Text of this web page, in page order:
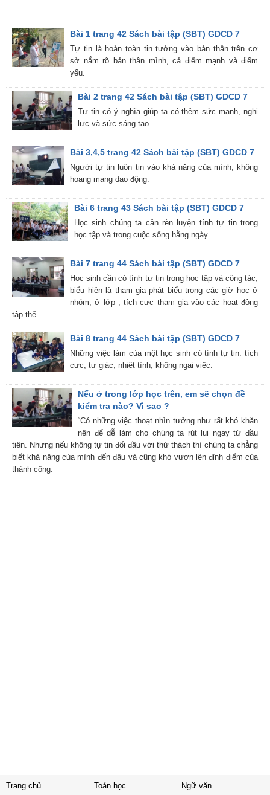
Bài 1 trang 42 Sách bài tập (SBT) GDCD 7
Tự tin là hoàn toàn tin tưởng vào bản thân trên cơ
sở nắm rõ bản thân mình, cả điểm mạnh và điểm
yếu.
Bài 2 trang 42 Sách bài tập (SBT) GDCD 7
Tự tin có ý nghĩa giúp ta có thêm sức mạnh, nghị
lực và sức sáng tạo.
Bài 3,4,5 trang 42 Sách bài tập (SBT) GDCD 7
Người tự tin luôn tin vào khả năng của mình, không
hoang mang dao động.
Bài 6 trang 43 Sách bài tập (SBT) GDCD 7
Học sinh chúng ta cần rèn luyện tính tự tin trong
học tập và trong cuộc sống hằng ngày.
Bài 7 trang 44 Sách bài tập (SBT) GDCD 7
Học sinh cần có tính tự tin trong học tập và công tác,
biểu hiện là tham gia phát biểu trong các giờ học ở
nhóm, ở lớp ; tích cực tham gia vào các hoạt động
tập thể.
Bài 8 trang 44 Sách bài tập (SBT) GDCD 7
Những việc làm của một học sinh có tính tự tin: tích
cực, tự giác, nhiệt tình, không ngại việc.
Nếu ở trong lớp học trên, em sẽ chọn đề
kiểm tra nào? Vì sao ?
“Có những việc thoạt nhìn tưởng như rất khó khăn
nên để dễ làm cho chúng ta rút lui ngay từ đầu
tiên. Nhưng nếu không tự tin đối đầu với thử thách thì chúng ta chẳng
biết khả năng của mình đến đâu và cũng khó vươn lên đỉnh điểm của
thành công.
Trang chủ Toán học Ngữ văn